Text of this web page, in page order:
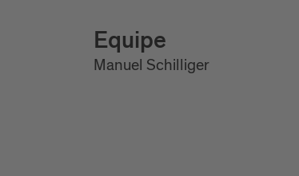
Equipe
Manuel Schilliger